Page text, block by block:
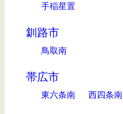
手稲星置
釧路市
鳥取南
帯広市
東六条南 西四条南